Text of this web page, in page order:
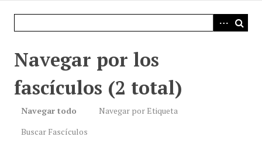
Navegar por los
fascículos (2 total)
Navegar todo
Navegar por Etiqueta
Buscar Fascículos